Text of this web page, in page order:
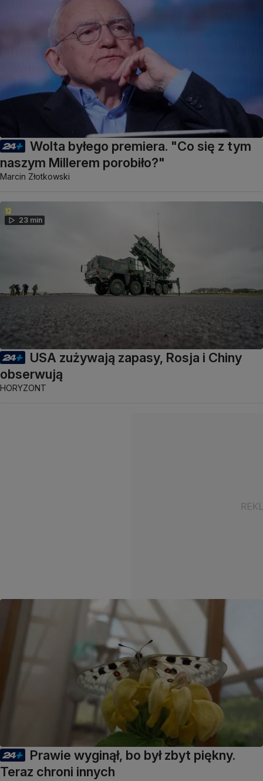
Wolta byłego premiera. "Co się z tym
naszym Millerem porobiło?"
Marcin Złotkowski
23 min
USA zużywają zapasy, Rosja i Chiny
obserwują
HORYZONT
Prawie wyginął, bo był zbyt piękny.
Teraz chroni innych